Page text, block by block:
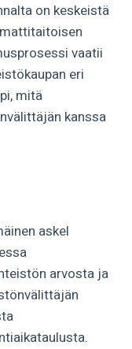
on keskeistä
vaatii
eri
mitä
kanssa
askel
arvosta ja